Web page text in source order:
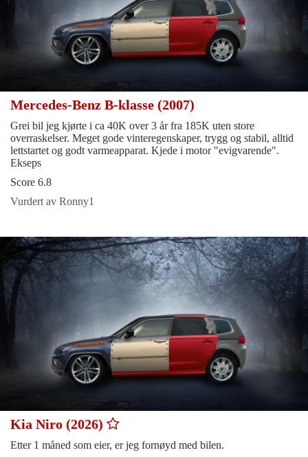
Mercedes-Benz B-klasse (2007)
Grei bil jeg kjørte i ca 40K over 3 år fra 185K uten store
overraskelser. Meget gode vinteregenskaper, trygg og stabil, alltid
lettstartet og godt varmeapparat. Kjede i motor "evigvarende".
Ekseps
Score 6.8
Vurdert av Ronny1
Kia Niro (2026)
Etter 1 måned som eier, er jeg fornøyd med bilen.